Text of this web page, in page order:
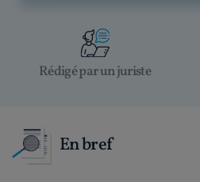
Rédigé par un juriste
En bref